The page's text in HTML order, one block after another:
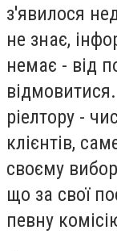
з'явилося
не знає,
немає - від
ріелтору -
клієнтів,
своєму
що за свої
певну